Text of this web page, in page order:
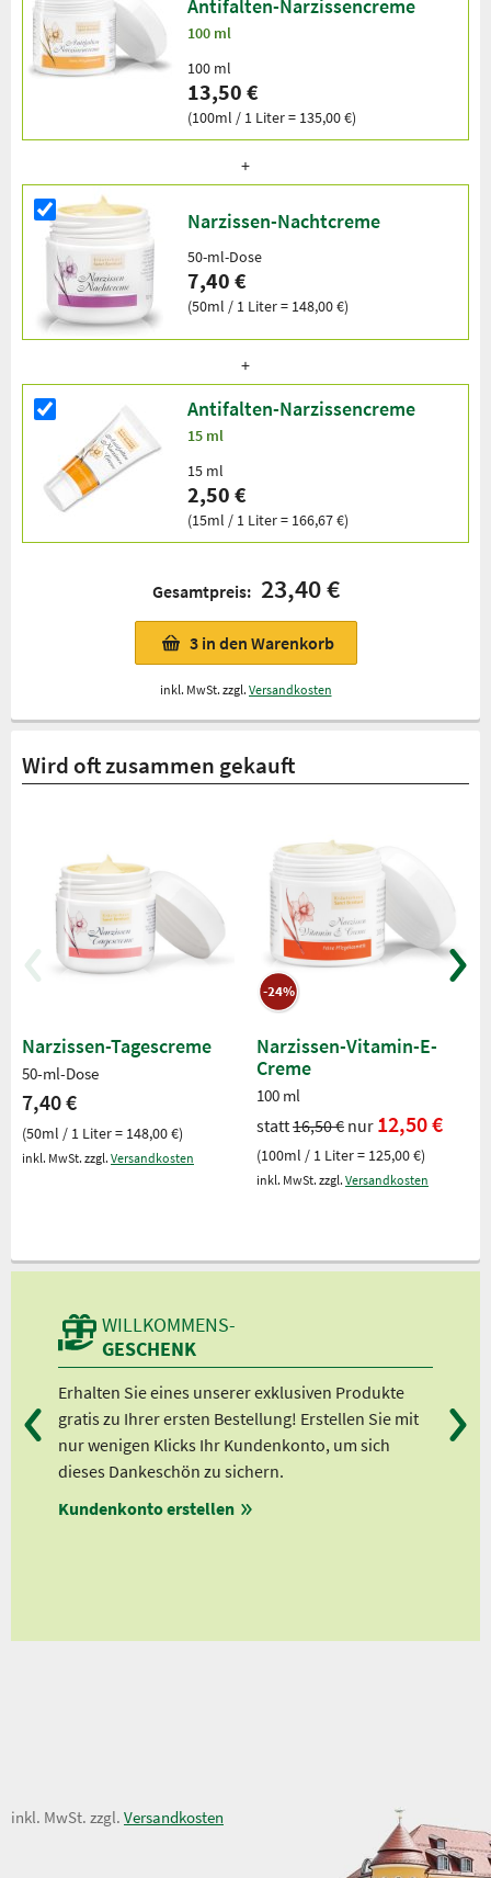
Antifalten-Narzissencreme
100 ml
100 ml
13,50 €
(100ml / 1 Liter = 135,00 €)
Narzissen-Nachtcreme
50-ml-Dose
7,40 €
(50ml / 1 Liter = 148,00 €)
Antifalten-Narzissencreme
15 ml
15 ml
2,50 €
(15ml / 1 Liter = 166,67 €)
Gesamtpreis: 23,40 €
3 in den Warenkorb
inkl. MwSt. zzgl. Versandkosten
Wird oft zusammen gekauft
Narzissen-Tagescreme
50-ml-Dose
7,40 €
(50ml / 1 Liter = 148,00 €)
inkl. MwSt. zzgl. Versandkosten
-24%
Narzissen-Vitamin-E-
Creme
100 ml
statt16,50 € nur 12,50 €
(100ml / 1 Liter = 125,00 €)
inkl. MwSt. zzgl. Versandkosten
WILLKOMMENS-
GESCHENK
Erhalten Sie eines unserer exklusiven Produkte
gratis zu Ihrer ersten Bestellung! Erstellen Sie mit
nur wenigen Klicks Ihr Kundenkonto, um sich
dieses Dankeschön zu sichern.
Kundenkonto erstellen
Ab
13,50 €
inkl. MwSt. zzgl. Versandkosten